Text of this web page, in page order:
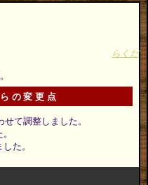
らくだ
の変更点
て調整しました。
た。